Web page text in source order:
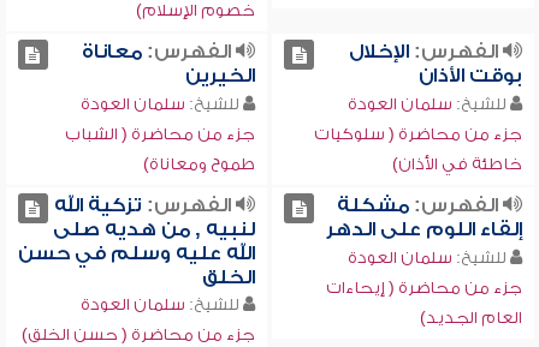
خصوم الإسلام)
الفهرس:الإخلال
بوقت الأذان
للشيخ: سلمان العودة
جزء من محاضرة ( سلوكيات
خاطئة في الأذان)
الفهرس:معاناة
الخيرين
للشيخ: سلمان العودة
جزء من محاضرة ( الشباب
طموح ومعاناة)
الفهرس:مشكلة
إلقاء اللوم على الدهر
للشيخ: سلمان العودة
جزء من محاضرة ( إيحاءات
العام الجديد)
الفهرس: تزكية الله
لنبيه , من هديه صلى
الله عليه وسلم في حسن
الخلق
للشيخ: سلمان العودة
جزء من محاضرة ( حسن الخلق)